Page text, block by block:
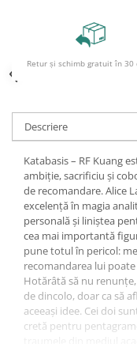
Ghiozdane școlare
Penare
Penare echipate
Penare neechipate
Penare tip etui
Acuarele și pensule
Acuarele școlare și
Pensule școlare
Pahare și palete pictură
Cărți
Cărți pentru copii
Cărți de colorat
Retur și schimb gratuit în 30
Descriere
Katabasis – RF Kuang
ambiție, sacrificiu și
de recomandare. Alice
excelență în magia
personală și liniștea
cea mai importantă
pune totul în pericol:
recomandarea lui
Hotărâtă să nu
de dincolo, doar ca să
aceeași idee. Cei doi
cretă pentru